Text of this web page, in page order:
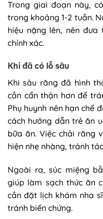
Trong giai đoạn này,
trong khoảng 1-2 tuần.
hiệu nặng lên, nên
chính xác.
Khi đã có lỗ sâu
Khi sâu răng đã hình
cần cẩn thận hơn để
Phụ huynh nên hạn chế
cách hướng dẫn trẻ ăn
bữa ăn. Việc chải răng
hiện nhẹ nhàng, tránh
Ngoài ra, súc miệng
giúp làm sạch thức ăn
cần đặt lịch khám nha
tránh biến chứng.